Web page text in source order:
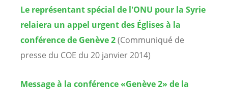
Le représentant spécial de l'ONU pour la Syrie
relaiera un appel urgent des Églises à la
conférence de Genève 2(Communiqué de
presse du COE du 20 janvier 2014)
Message à la conférence «Genève 2» de la